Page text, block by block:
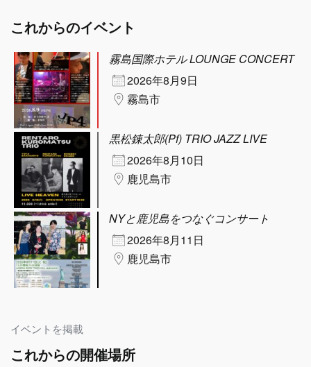
これからのイベント
霧島国際ホテル LOUNGE CONCERT
2026年8月9日
霧島市
黒松錬太郎(Pf) TRIO JAZZ LIVE
2026年8月10日
鹿児島市
NYと鹿児島をつなぐコンサート
2026年8月11日
鹿児島市
イベントを掲載
これからの開催場所